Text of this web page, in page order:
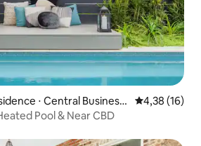
⋅ Central Business
Évaluation
4,38 (16)
Pool & Near CBD